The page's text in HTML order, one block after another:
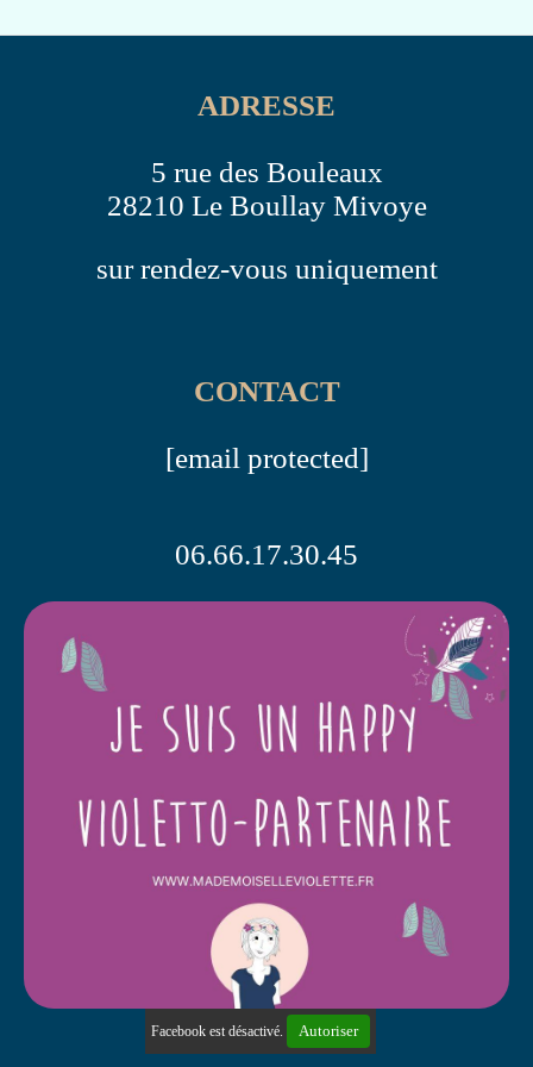
ADRESSE
5 rue des Bouleaux
28210 Le Boullay Mivoye
sur rendez-vous uniquement
CONTACT
[email protected]
06.66.17.30.45
Facebook est désactivé. Autoriser